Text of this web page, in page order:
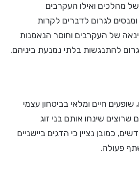
מהלכים ואילו העקרבים
לגרום לדברים לקרות
של העקרבים וחוסר הנאמנות
להתנגשות בלתי נמנעת ביניהם.
שופעים חיים ומלאי בביטחון עצמי
שרוצים שינחו אותם בני זוג
כמובן נציין כי הדגים ביישניים
פעולה.